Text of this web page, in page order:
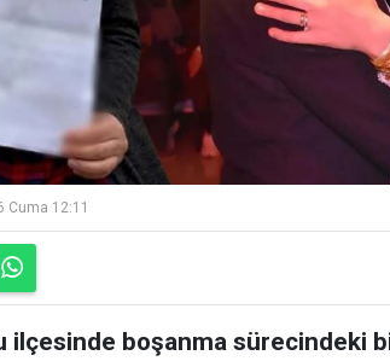
Cuma 12:11
ilçesinde boşanma sürecindeki